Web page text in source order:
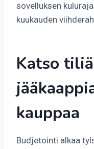
sovelluksen
kuukauden
Katso
kauppaa
Budjetointi alkaa